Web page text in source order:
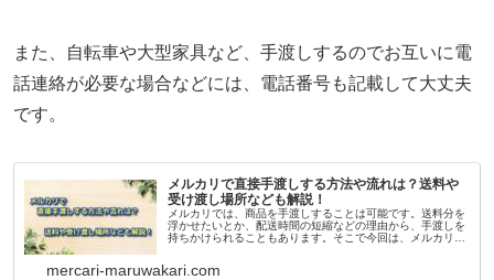
また、自転車や大型家具など、手渡しするのでお互いに電
話連絡が必要な場合などには、電話番号も記載して大丈夫
です。
メルカリで直接手渡しする方法や流れは？送料や
受け渡し場所なども解説！
メルカリでは、商品を手渡しすることは可能です。送料分を
浮かせたいとか、配送時間の短縮などの理由から、手渡しを
持ちかけられることもあります。そこで今回は、メルカリで
注意点などを説明していきますね！
mercari-maruwakari.com